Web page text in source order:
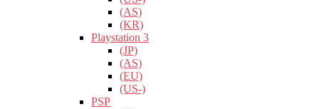
(AS)
(KR)
Playstation 3
(JP)
(AS)
(EU)
(US-)
PSP